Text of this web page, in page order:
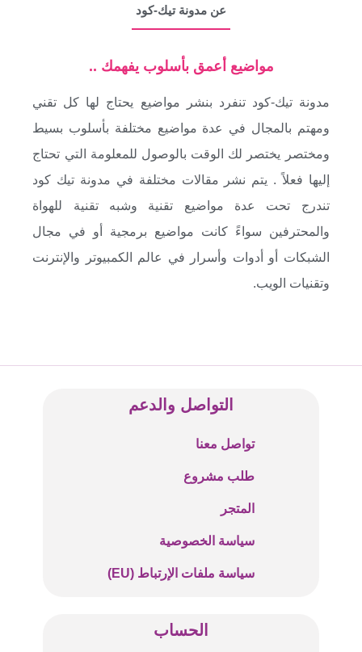
عن مدونة تيك-كود
مواضيع أعمق بأسلوب يفهمك ..
مدونة تيك-كود تنفرد بنشر مواضيع يحتاج لها كل تقني
ومهتم بالمجال في عدة مواضيع مختلفة بأسلوب بسيط
ومختصر يختصر لك الوقت بالوصول للمعلومة التي تحتاج
إليها فعلاً . يتم نشر مقالات مختلفة في مدونة تيك كود
تندرج تحت عدة مواضيع تقنية وشبه تقنية للهواة
والمحترفين سواءً كانت مواضيع برمجية أو في مجال
الشبكات أو أدوات وأسرار في عالم الكمبيوتر والإنترنت
وتقنيات الويب.
التواصل والدعم
تواصل معنا
طلب مشروع
المتجر
سياسة الخصوصية
سياسة ملفات الإرتباط (EU)
الحساب